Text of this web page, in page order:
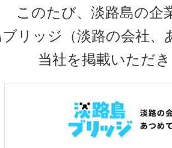
このたび、淡路島の企
ブリッジ（淡路の会社
当社を掲載いただ